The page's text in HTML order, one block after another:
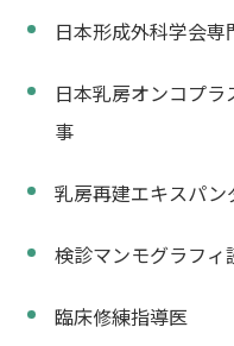
日本形成外科学会
日本乳房オンコプ
事
乳房再建エキスパ
検診マンモグラフィ
臨床修練指導医